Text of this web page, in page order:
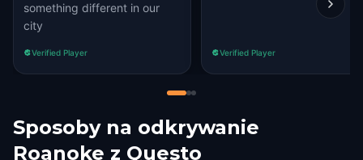
something different in our
city
Verified Player Verified Player
Sposoby na odkrywanie
Roanoke z Questo